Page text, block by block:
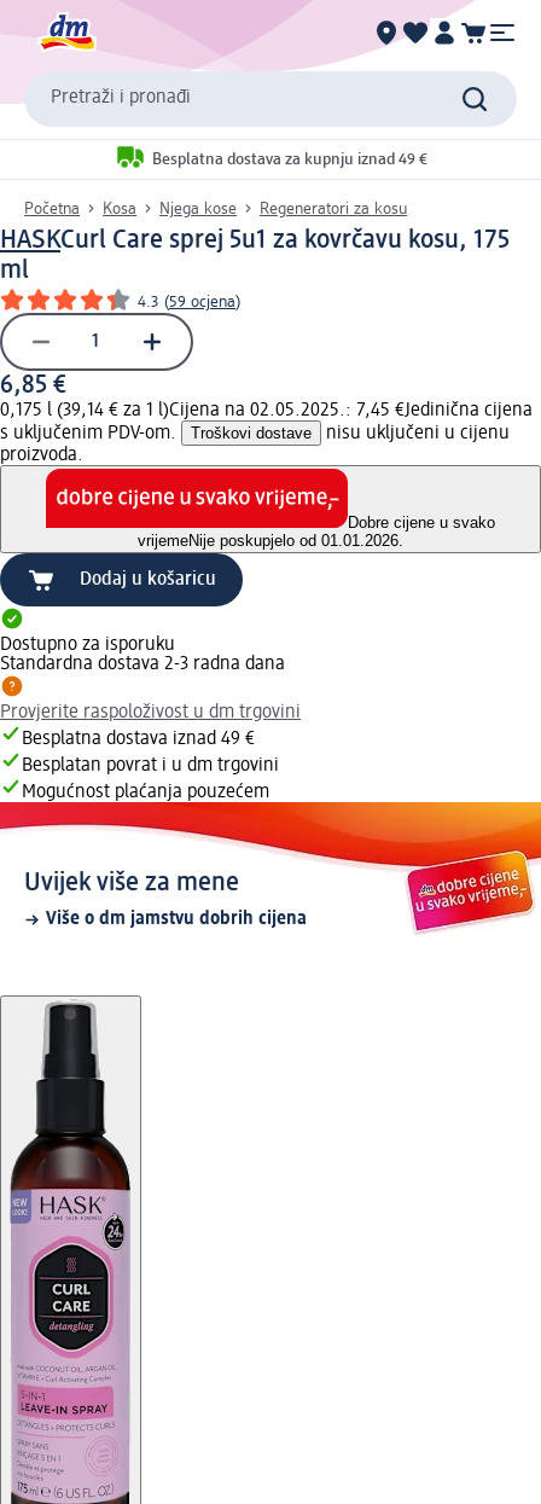
Pretraži i pronađi
Besplatna dostava za kupnju iznad 49 €
Početna Kosa Njega kose Regeneratori za kosu
HASKCurl Care sprej 5u1 za kovrčavu kosu, 175
ml
4.3 (59 ocjena)
6,85 €
0,175 l (39,14 € za 1 l)Cijena na 02.05.2025.: 7,45 €Jedinična cijena
s uključenim PDV-om.
Troškovi dostave
nisu uključeni u cijenu
proizvoda.
Dobre cijene u svako
vrijemeNije poskupjelo od 01.01.2026.
Dodaj u košaricu
Dostupno za isporuku
Standardna dostava 2-3 radna dana
Provjerite raspoloživost u dm trgovini
Besplatna dostava iznad 49 €
Besplatan povrat i u dm trgovini
Mogućnost plaćanja pouzećem
Uvijek više za mene
Više o dm jamstvu dobrih cijena